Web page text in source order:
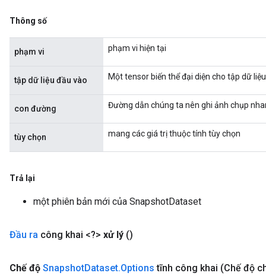
Thông số
phạm vi phạm vi hiện tại
tập dữ liệu đầu vào Một tensor biến thể đại diện cho tập dữ
con đường Đường dẫn chúng ta nên ghi ảnh chụp
tùy chọn mang các giá trị thuộc tính tùy chọn
Trả lại
một phiên bản mới của SnapshotDataset
Đầu ra công khai <?> xử lý ()
Chế độ SnapshotDataset.Options tĩnh công khai (Chế độ